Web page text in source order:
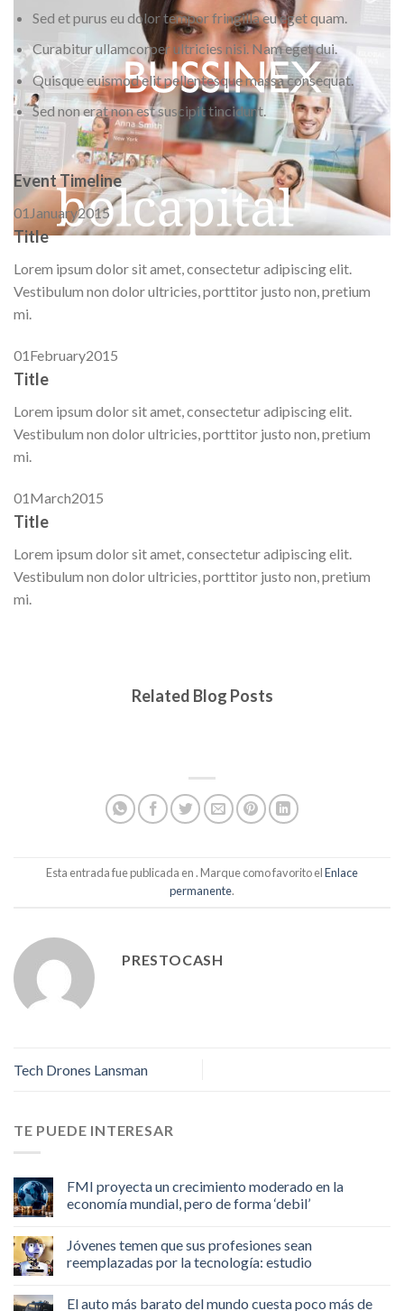
Sed et purus eu dolor tempor fringilla eu eget quam.
Curabitur ullamcorper ultricies nisi. Nam eget dui.
Quisque euismod elit pellentesque massa consequat.
Sed non erat non est suscipit tincidunt.
Event Timeline
01 January2015
Title
Lorem ipsum dolor sit amet, consectetur adipiscing elit.
Vestibulum non dolor ultricies, porttitor justo non, pretium
mi.
01February2015
Title
Lorem ipsum dolor sit amet, consectetur adipiscing elit.
Vestibulum non dolor ultricies, porttitor justo non, pretium
mi.
01March2015
Title
Lorem ipsum dolor sit amet, consectetur adipiscing elit.
Vestibulum non dolor ultricies, porttitor justo non, pretium
mi.
Related Blog Posts
Esta entrada fue publicada en . Marque como favorito elEnlace
permanente.
PRESTOCASH
Tech Drones Lansman
TE PUEDE INTERESAR
FMI proyecta un crecimiento moderado en la
economía mundial, pero de forma ‘debil’
Jóvenes temen que sus profesiones sean
reemplazadas por la tecnología: estudio
El auto más barato del mundo cuesta poco más de